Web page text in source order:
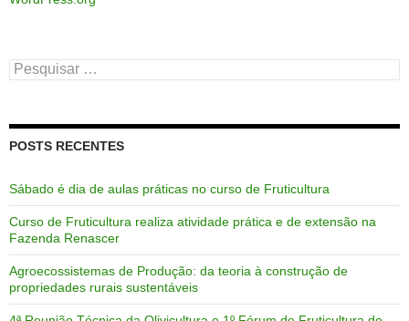
Pesquisar
por:
POSTS RECENTES
Sábado é dia de aulas práticas no curso de Fruticultura
Curso de Fruticultura realiza atividade prática e de extensão na
Fazenda Renascer
Agroecossistemas de Produção: da teoria à construção de
propriedades rurais sustentáveis